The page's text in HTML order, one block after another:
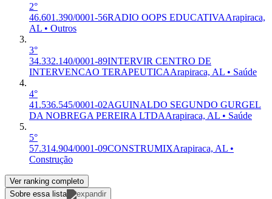
2°
46.601.390/0001-56RADIO OOPS EDUCATIVAArapiraca,
AL • Outros
3°
34.332.140/0001-89INTERVIR CENTRO DE
INTERVENCAO TERAPEUTICAArapiraca, AL • Saúde
4°
41.536.545/0001-02AGUINALDO SEGUNDO GURGEL
DA NOBREGA PEREIRA LTDAArapiraca, AL • Saúde
5°
57.314.904/0001-09CONSTRUMIXArapiraca, AL •
Construção
Ver ranking completo
Sobre essa lista